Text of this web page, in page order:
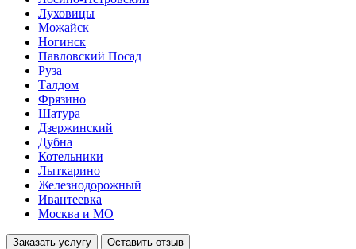
Луховицы
Можайск
Ногинск
Павловский Посад
Руза
Талдом
Фрязино
Шатура
Дзержинский
Дубна
Котельники
Лыткарино
Железнодорожный
Ивантеевка
Москва и МО
Заказать услугу Оставить отзыв